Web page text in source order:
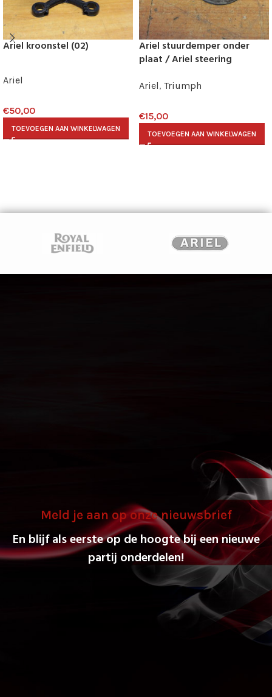
Ariel kroonstel (02)
Ariel
€50,00
TOEVOEGEN AAN WINKELWAGEN
Ariel stuurdemper onder
plaat / Ariel steering
Ariel, Triumph
€15,00
TOEVOEGEN AAN WINKELWAGEN
Meld je aan op onze nieuwsbrief
En blijf als eerste op de hoogte bij een nieuwe
partij onderdelen!